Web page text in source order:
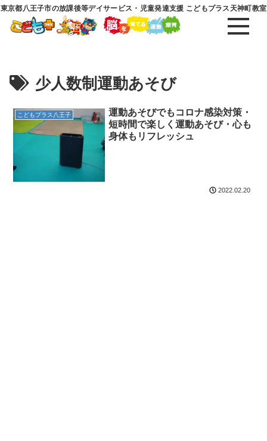
東京都八王子市の放課後等デイサービス・児童発達支援 こどもプラス天神町教室
少人数制運動あそび
こどもプラス八王子
運動あそびでもコロナ感染対策・
短時間で楽しく運動あそび・心も
身体もリフレッシュ
2022.02.20